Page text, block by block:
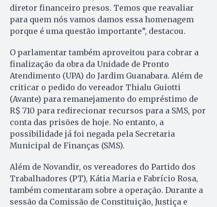
diretor financeiro presos. Temos que reavaliar
para quem nós vamos damos essa homenagem
porque é uma questão importante”, destacou.
O parlamentar também aproveitou para cobrar a
finalização da obra da Unidade de Pronto
Atendimento (UPA) do Jardim Guanabara. Além de
criticar o pedido do vereador Thialu Guiotti
(Avante) para remanejamento do empréstimo de
R$ 710 para redirecionar recursos para a SMS, por
conta das prisões de hoje. No entanto, a
possibilidade já foi negada pela Secretaria
Municipal de Finanças (SMS).
Além de Novandir, os vereadores do Partido dos
Trabalhadores (PT), Kátia Maria e Fabrício Rosa,
também comentaram sobre a operação. Durante a
sessão da Comissão de Constituição, Justiça e